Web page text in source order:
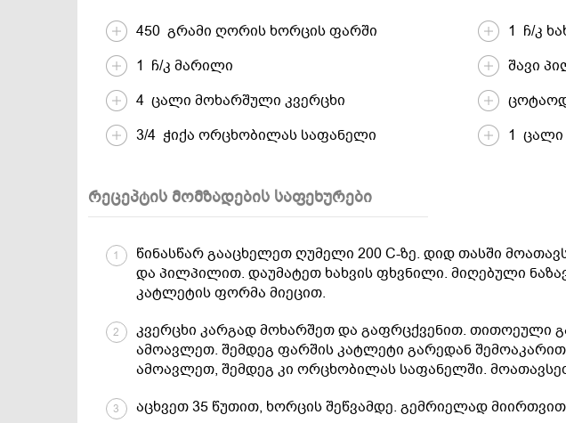
450 გრამი ღორის ხორცის ფარში
1 ჩ/კ
1 ჩ/კ მარილი
შავი
4 ცალი მოხარშული კვერცხი
3/4 ჭიქა ორცხობილას საფანელი
1 ცალი
რეცეპტის მომზადების საფეხურები
1
წინასწარ გააცხელეთ ღუმელი 200 C-ზე. დიდ თასში
და პილპილით. დაუმატეთ ხახვის ფხვნილი. მიღებული
კატლეტის ფორმა მიეცით.
2
კვერცხი კარგად მოხარშეთ და გაფრცქვენით. თითოეული
ამოავლეთ. შემდეგ ფარშის კატლეტი გარედან
ამოავლეთ, შემდეგ კი ორცხობილას საფანელში.
3 აცხვეთ 35 წუთით, ხორცის შეწვამდე. გემრიელად